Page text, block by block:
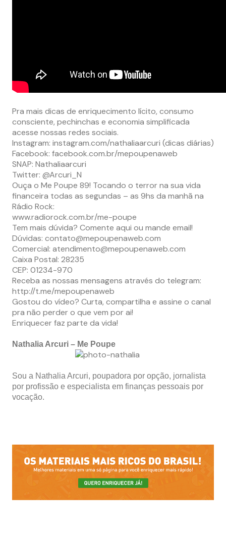
Pra mais dicas de enriquecimento lícito, consumo
consciente, pechinchas e economia simplificada
acesse nossas redes sociais.
Instagram: instagram.com/nathaliaarcuri (dicas diárias)
Facebook: facebook.com.br/mepoupenaweb
SNAP: Nathaliaarcuri
Twitter: @Arcuri_N
Ouça o Me Poupe 89! Tocando o terror na sua vida
financeira todas as segundas – as 9hs da manhã na
Rádio Rock:
www.radiorock.com.br/me-poupe
Tem mais dúvida? Comente aqui ou mande email!
Dúvidas: contato@mepoupenaweb.com
Comercial: atendimento@mepoupenaweb.com
Caixa Postal: 28235
CEP: 01234-970
Receba as nossas mensagens através do telegram:
http://t.me/mepoupenaweb
Gostou do vídeo? Curta, compartilha e assine o canal
pra não perder o que vem por ai!
Enriquecer faz parte da vida!
Nathalia Arcuri – Me Poupe
Sou a Nathalia Arcuri, poupadora por opção, jornalista
por profissão e especialista em finanças pessoais por
vocação.